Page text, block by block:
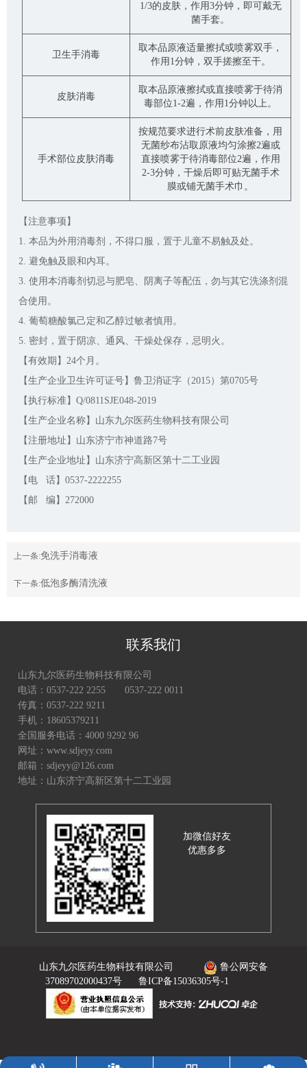
1/3的皮肤，作用3分钟，即可戴无
菌手套。
卫生手消毒
取本品原液适量擦拭或喷雾双手，
作用1分钟，双手搓擦至干。
皮肤消毒
取本品原液擦拭或直接喷雾于待消
毒部位1-2遍，作用1分钟以上。
手术部位皮肤消毒
按规范要求进行术前皮肤准备，用
无菌纱布沾取原液均匀涂擦2遍或
直接喷雾于待消毒部位2遍，作用
2-3分钟，干燥后即可贴无菌手术
膜或铺无菌手术巾。
【注意事项】
1. 本品为外用消毒剂，不得口服，置于儿童不易触及处。
2. 避免触及眼和内耳。
3. 使用本消毒剂切忌与肥皂、阴离子等配伍，勿与其它洗涤剂混
合使用。
4. 葡萄糖酸氯己定和乙醇过敏者慎用。
5. 密封，置于阴凉、通风、干燥处保存，忌明火。
【有效期】24个月。
【生产企业卫生许可证号】鲁卫消证字（2015）第0705号
【执行标准】Q/0811SJE048-2019
【生产企业名称】山东九尔医药生物科技有限公司
【注册地址】山东济宁市神道路7号
【生产企业地址】山东济宁高新区第十二工业园
【电 话】0537-2222255
【邮 编】272000
上一条:免洗手消毒液
下一条:低泡多酶清洗液
联系我们
山东九尔医药生物科技有限公司
电话：0537-222 2255 0537-222 0011
传真：0537-222 9211
手机：18605379211
全国服务电话：4000 9292 96
网址：www.sdjeyy.com
邮箱：sdjeyy@126.com
地址：山东济宁高新区第十二工业园
加微信好友
优惠多多
山东九尔医药生物科技有限公司
鲁公网安备
37089702000437号
鲁ICP备15036305号-1